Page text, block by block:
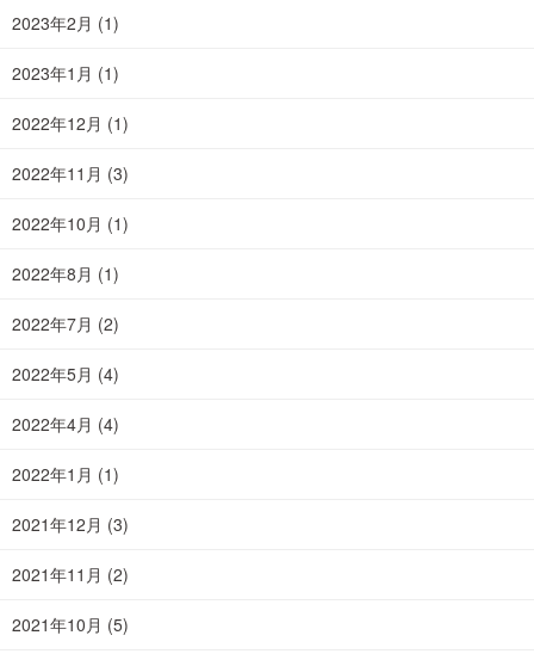
2023年2月 (1)
2023年1月 (1)
2022年12月 (1)
2022年11月 (3)
2022年10月 (1)
2022年8月 (1)
2022年7月 (2)
2022年5月 (4)
2022年4月 (4)
2022年1月 (1)
2021年12月 (3)
2021年11月 (2)
2021年10月 (5)